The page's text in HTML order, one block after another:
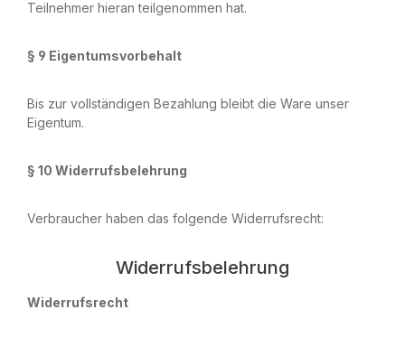
Teilnehmer hieran teilgenommen hat.
§ 9 Eigentumsvorbehalt
Bis zur vollständigen Bezahlung bleibt die Ware unser
Eigentum.
§ 10 Widerrufsbelehrung
Verbraucher haben das folgende Widerrufsrecht:
Widerrufsbelehrung
Widerrufsrecht